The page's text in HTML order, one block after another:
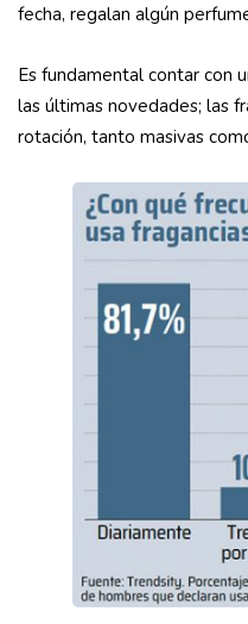
fecha, regalan algún
Es fundamental contar con
las últimas novedades; las
rotación, tanto masivas